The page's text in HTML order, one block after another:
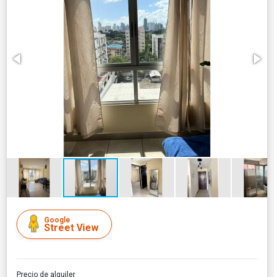
Google
Street View
Precio de alquiler